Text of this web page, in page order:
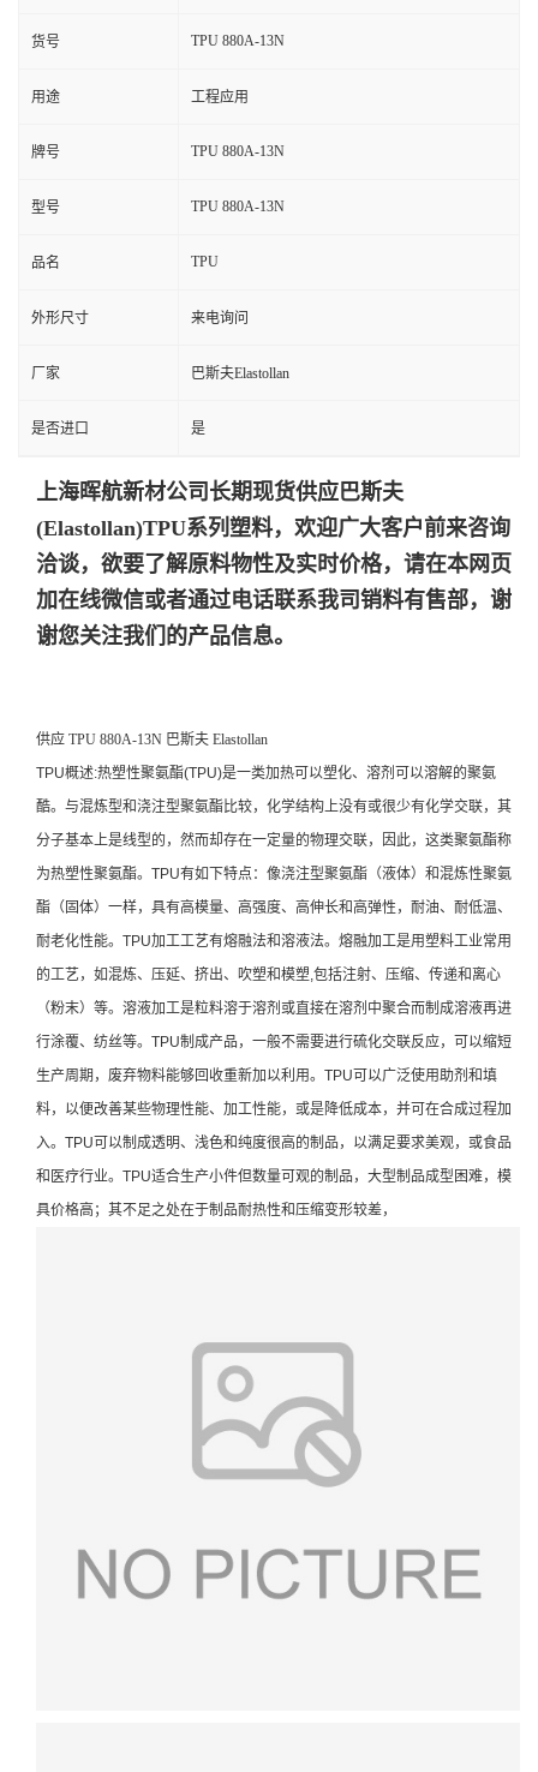
货号 TPU 880A-13N
用途 工程应用
牌号 TPU 880A-13N
型号 TPU 880A-13N
品名 TPU
外形尺寸 来电询问
厂家 巴斯夫Elastollan
是否进口 是
上海晖航新材公司 长期现货供应巴斯夫
(Elastollan)TPU系列塑料，欢迎广大客户前来咨询
洽谈，欲要了解原料物性及实时价格，请在本网页
加在线微信或者通过电话联系我司销料有售部，谢
谢您关注我们的产品信息。
供应 TPU 880A-13N 巴斯夫 Elastollan
TPU概述:热塑性聚氨酯(TPU)是一类加热可以塑化、溶剂可以溶解的聚氨
酷。与混炼型和浇注型聚氨酯比较，化学结构上没有或很少有化学交联，其
分子基本上是线型的，然而却存在一定量的物理交联，因此，这类聚氨酯称
为热塑性聚氨酯。TPU有如下特点：像浇注型聚氨酯（液体）和混炼性聚氨
酯（固体）一样，具有高模量、高强度、高伸长和高弹性，耐油、耐低温、
耐老化性能。TPU加工工艺有熔融法和溶液法。熔融加工是用塑料工业常用
的工艺，如混炼、压延、挤出、吹塑和模塑,包括注射、压缩、传递和离心
（粉末）等。溶液加工是粒料溶于溶剂或直接在溶剂中聚合而制成溶液再进
行涂覆、纺丝等。TPU制成产品，一般不需要进行硫化交联反应，可以缩短
生产周期，废弃物料能够回收重新加以利用。TPU可以广泛使用助剂和填
料，以便改善某些物理性能、加工性能，或是降低成本，并可在合成过程加
入。TPU可以制成透明、浅色和纯度很高的制品，以满足要求美观，或食品
和医疗行业。TPU适合生产小件但数量可观的制品，大型制品成型困难，模
具价格高；其不足之处在于制品耐热性和压缩变形较差，